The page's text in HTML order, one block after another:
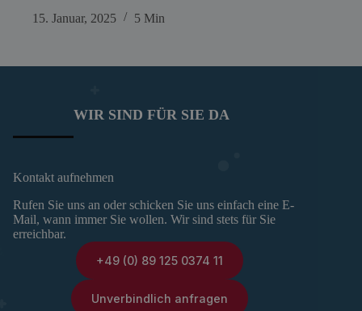
15. Januar, 2025
5 Min
WIR SIND FÜR SIE DA
Kontakt aufnehmen
Rufen Sie uns an oder schicken Sie uns einfach eine E-
Mail, wann immer Sie wollen. Wir sind stets für Sie
erreichbar.
+49 (0) 89 125 0374 11
Unverbindlich anfragen